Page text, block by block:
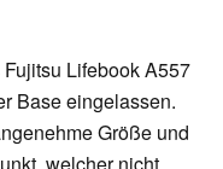
Lifebook A557
Base eingelassen.
Größe und